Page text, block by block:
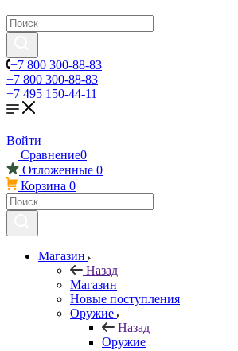
+7 800 300-88-83
+7 800 300-88-83
+7 495 150-44-11
Войти
Сравнение0
Отложенные 0
Корзина 0
Магазин
Назад
Магазин
Новые поступления
Оружие
Назад
Оружие